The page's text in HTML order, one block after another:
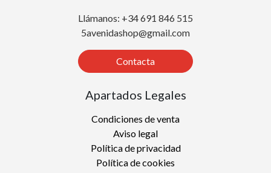
Llámanos: +34 691 846 515
5avenidashop@gmail.com
Contacta
Apartados Legales
Condiciones de venta
Aviso legal
Política de privacidad
Política de cookies